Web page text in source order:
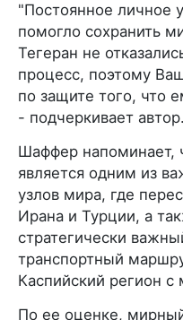
"Постоянное личное
помогло сохранить
Тегеран не
процесс, поэтому
по защите того, что
- подчеркивает автор.
Шаффер напоминает,
является одним из
узлов мира, где
Ирана и Турции, а
стратегически
транспортный
Каспийский регион
По ее оценке,